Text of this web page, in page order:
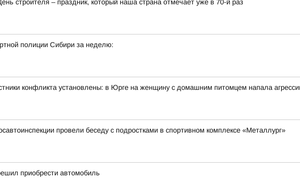
строителя – праздник, который наша страна отмечает уже в 70-й раз
полиции Сибири за неделю:
конфликта установлены: в Юрге на женщину с домашним питомцем напала
провели беседу с подростками в спортивном комплексе «Металлург»
приобрести автомобиль